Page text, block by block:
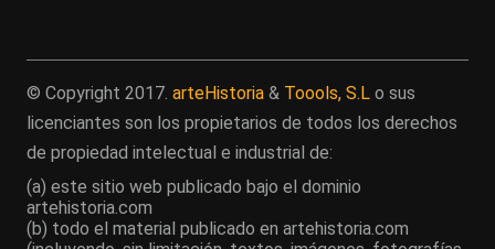
© Copyright 2017. arteHistoria & Toools, S.L o sus
licenciantes son los propietarios de todos los derechos
de propiedad intelectual e industrial de:
(a) este sitio web publicado bajo el dominio
artehistoria.com
(b) todo el material publicado en artehistoria.com